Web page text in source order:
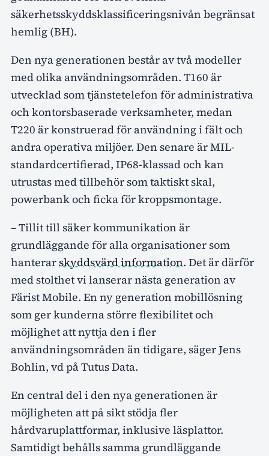
säkerhetsskyddsklassificeringsnivån begränsat
hemlig (BH).
Den nya generationen består av två modeller
med olika användningsområden. T160 är
utvecklad som tjänstetelefon för administrativa
och kontorsbaserade verksamheter, medan
T220 är konstruerad för användning i fält och
andra operativa miljöer. Den senare är MIL-
standardcertifierad, IP68-klassad och kan
utrustas med tillbehör som taktiskt skal,
powerbank och ficka för kroppsmontage.
– Tillit till säker kommunikation är
grundläggande för alla organisationer som
hanterarskyddsvärd information. Det är därför
med stolthet vi lanserar nästa generation av
Färist Mobile. En ny generation mobillösning
som ger kunderna större flexibilitet och
möjlighet att nyttja den i fler
användningsområden än tidigare, säger Jens
Bohlin, vd på Tutus Data.
En central del i den nya generationen är
möjligheten att på sikt stödja fler
hårdvaruplattformar, inklusive läsplattor.
Samtidigt behålls samma grundläggande